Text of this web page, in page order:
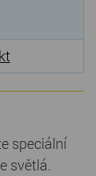
speciální
světlá.